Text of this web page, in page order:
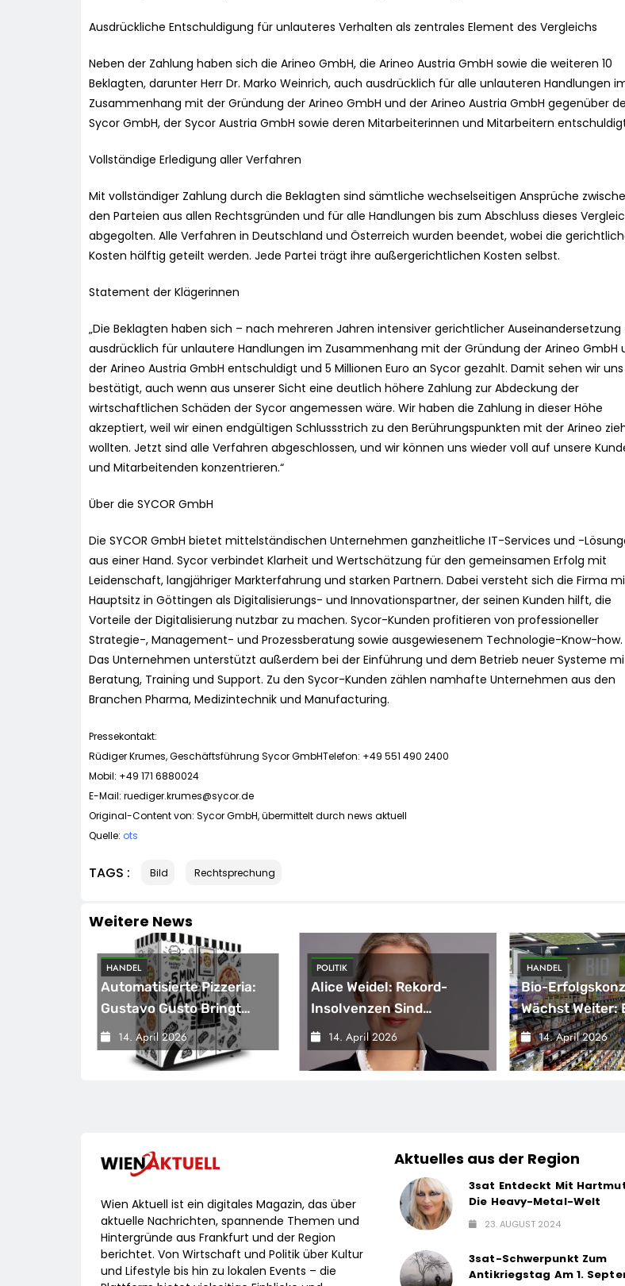
Ausdrückliche Entschuldigung für unlauteres Verhalten als zentrales Element des Vergleichs
Neben der Zahlung haben sich die Arineo GmbH, die Arineo Austria GmbH sowie die weiteren 10
Beklagten, darunter Herr Dr. Marko Weinrich, auch ausdrücklich für alle unlauteren Handlungen
Zusammenhang mit der Gründung der Arineo GmbH und der Arineo Austria GmbH gegenüber
Sycor GmbH, der Sycor Austria GmbH sowie deren Mitarbeiterinnen und Mitarbeitern
Vollständige Erledigung aller Verfahren
Mit vollständiger Zahlung durch die Beklagten sind sämtliche wechselseitigen Ansprüche
den Parteien aus allen Rechtsgründen und für alle Handlungen bis zum Abschluss dieses
abgegolten. Alle Verfahren in Deutschland und Österreich wurden beendet, wobei die
Kosten hälftig geteilt werden. Jede Partei trägt ihre außergerichtlichen Kosten selbst.
Statement der Klägerinnen
„Die Beklagten haben sich – nach mehreren Jahren intensiver gerichtlicher Auseinandersetzung
ausdrücklich für unlautere Handlungen im Zusammenhang mit der Gründung der Arineo GmbH
der Arineo Austria GmbH entschuldigt und 5 Millionen Euro an Sycor gezahlt. Damit sehen wir uns
bestätigt, auch wenn aus unserer Sicht eine deutlich höhere Zahlung zur Abdeckung der
wirtschaftlichen Schäden der Sycor angemessen wäre. Wir haben die Zahlung in dieser Höhe
akzeptiert, weil wir einen endgültigen Schlussstrich zu den Berührungspunkten mit der Arineo
wollten. Jetzt sind alle Verfahren abgeschlossen, und wir können uns wieder voll auf unsere
und Mitarbeitenden konzentrieren.“
Über die SYCOR GmbH
Die SYCOR GmbH bietet mittelständischen Unternehmen ganzheitliche IT-Services und -
aus einer Hand. Sycor verbindet Klarheit und Wertschätzung für den gemeinsamen Erfolg mit
Leidenschaft, langjähriger Markterfahrung und starken Partnern. Dabei versteht sich die Firma
Hauptsitz in Göttingen als Digitalisierungs- und Innovationspartner, der seinen Kunden hilft, die
Vorteile der Digitalisierung nutzbar zu machen. Sycor-Kunden profitieren von professioneller
Strategie-, Management- und Prozessberatung sowie ausgewiesenem Technologie-Know-how.
Das Unternehmen unterstützt außerdem bei der Einführung und dem Betrieb neuer Systeme
Beratung, Training und Support. Zu den Sycor-Kunden zählen namhafte Unternehmen aus den
Branchen Pharma, Medizintechnik und Manufacturing.
Pressekontakt:
Rüdiger Krumes, Geschäftsführung Sycor GmbHTelefon: +49 551 490 2400
Mobil: +49 171 6880024
E-Mail: ruediger.krumes@sycor.de
Original-Content von: Sycor GmbH, übermittelt durch news aktuell
Quelle: ots
TAGS : Bild Rechtsprechung
Weitere News
HANDEL
Automatisierte Pizzeria:
Gustavo Gusto Bringt
Innovationsprojekt
„Gustavomat“ An Den
14. April 2026
POLITIK
Alice Weidel: Rekord-
Insolvenzen Sind
Warnsignal –
Bundesregierung
Verschärft Die
14. April 2026
HANDEL
Bio-
Wächst Weiter:
Der 200.
Bei EDEKA
14. April 2026
Wien Aktuell ist ein digitales Magazin, das über
aktuelle Nachrichten, spannende Themen und
Hintergründe aus Frankfurt und der Region
berichtet. Von Wirtschaft und Politik über Kultur
und Lifestyle bis hin zu lokalen Events – die
Aktuelles aus der Region
3sat Entdeckt Mit
Die Heavy-Metal-Welt
23. AUGUST 2024
3sat-Schwerpunkt Zum
Antikriegstag Am 1.